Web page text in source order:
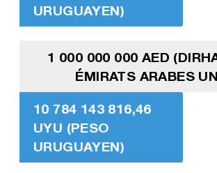
URUGUAYEN)
1 000 000 000 AED
ÉMIRATS ARABES
10 784 143 816,46
UYU (PESO
URUGUAYEN)